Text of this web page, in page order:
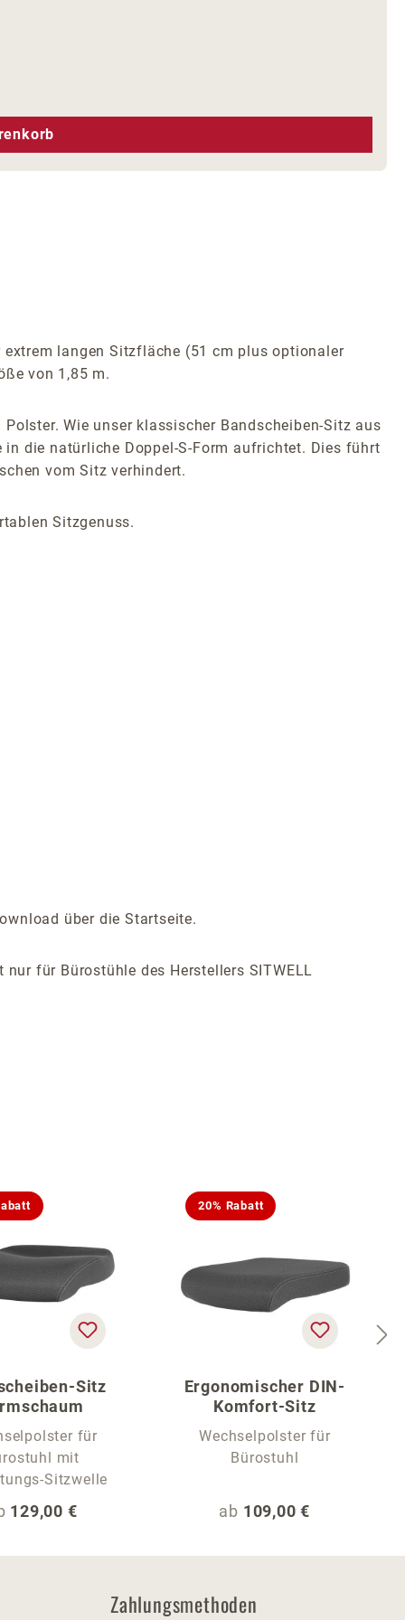
um die Anzahl zu erhöhen oder zu
langen Sitzfläche (51 cm plus optionaler
von 1,85 m.
Wie unser klassischer Bandscheiben-Sitz aus
die natürliche Doppel-S-Form aufrichtet. Dies führt
vom Sitz verhindert.
Sitzgenuss.
über die Startseite.
für Bürostühle des Herstellers SITWELL
Sitz
für
mit
Sitzwelle
Preis:
129,00 €
20% Rabatt
Ergonomischer DIN-
Komfort-Sitz
Wechselpolster für
Bürostuhl
Regulärer Preis:
ab 109,00 €
Zahlungsmethoden